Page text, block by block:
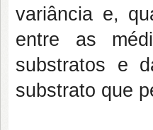
variância e,
entre as
substratos e
substrato que